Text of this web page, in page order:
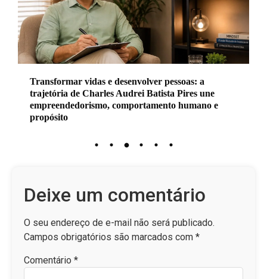
Transformar vidas e desenvolver pessoas: a
trajetória de Charles Audrei Batista Pires une
empreendedorismo, comportamento humano e
propósito
Deixe um comentário
O seu endereço de e-mail não será publicado.
Campos obrigatórios são marcados com *
Comentário *